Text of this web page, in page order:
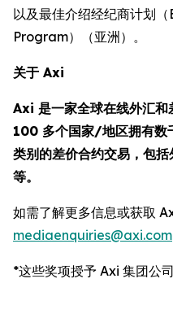
以及最佳介绍经纪商计划
Program）（亚洲）。
关于 Axi
Axi 是一家全球在线外汇和
100 多个国家/地区拥有数
类别的差价合约交易，包
等。
如需了解更多信息或获取
mediaenquiries@axi.com
*这些奖项授予 Axi 集团公司